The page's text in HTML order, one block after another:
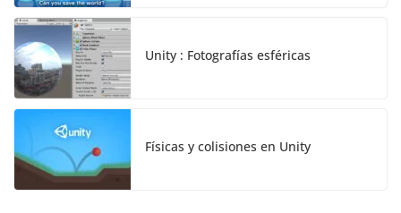
Unity : Fotografías esféricas
Físicas y colisiones en Unity